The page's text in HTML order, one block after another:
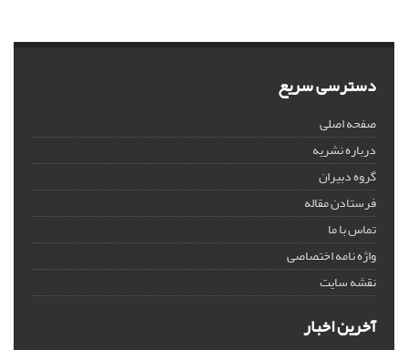
دسترسی سریع
صفحه اصلی
درباره نشریه
گروه دبیران
فرستادن مقاله
تماس با ما
واژه نامه اختصاصی
نقشه سایت
آخرین اخبار